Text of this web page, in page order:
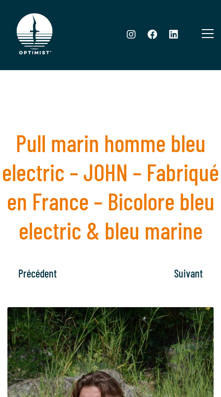
Pull marin homme bleu
electric – JOHN – Fabriqué
en France – Bicolore bleu
electric & bleu marine
Précédent Suivant